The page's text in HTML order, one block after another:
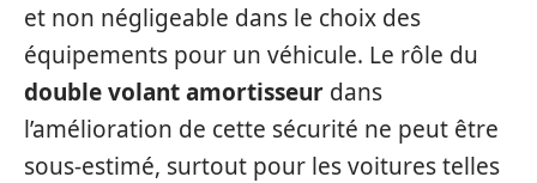
et non négligeable dans le choix des
équipements pour un véhicule. Le rôle du
double volant amortisseur dans
l’amélioration de cette sécurité ne peut être
sous-estimé, surtout pour les voitures telles